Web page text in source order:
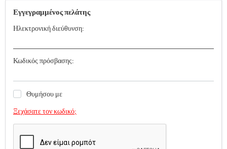
Εγγεγραμμένος πελάτης
Ηλεκτρονική διεύθυνση:
Κωδικός πρόσβασης:
Θυμήσου με
Ξεχάσατε τον κωδικό;